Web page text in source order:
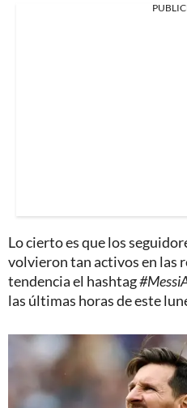
Lo cierto es que los
volvieron tan activos en las
tendencia el hashtag
las últimas horas de este